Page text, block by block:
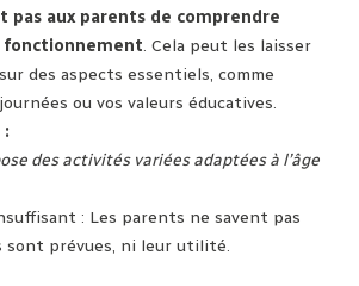
pas aux parents de comprendre
. Cela peut les laisser
des aspects essentiels, comme
ou vos valeurs éducatives.
:
des activités variées adaptées à l’âge
: Les parents ne savent pas
sont prévues, ni leur utilité.